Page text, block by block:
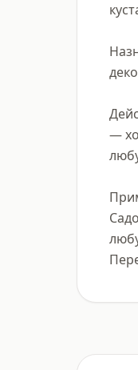
—